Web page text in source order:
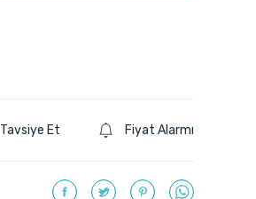
Tavsiye Et Fiyat Alarmı